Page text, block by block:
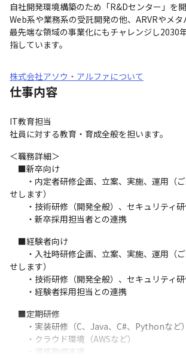
自社開発環境構築のため「R&Dセンター」を
Web系や業務系の受託開発の他、ARVRやメ
最先端な領域の事業化にもチャレンジし2030
指しています。
株式会社アソウ・アルファについて
仕事内容
IT教育担当
社員に対する教育・育成全般を担います。
＜職務詳細＞
■新卒向け
・内定者研修企画、立案、実施、運用（ご
せします）
・技術研修（開発全般）、セキュリティ研
・新卒採用担当者との連携
■経験者向け
・入社時研修企画、立案、実施、運用（ご
せします）
・技術研修（開発全般）、セキュリティ研
・経験者採用担当との連携
■定期研修
・実装研修（C、Java、C#、Pythonなど）
・クラウド環境（AWSなど）
・資格取得支援